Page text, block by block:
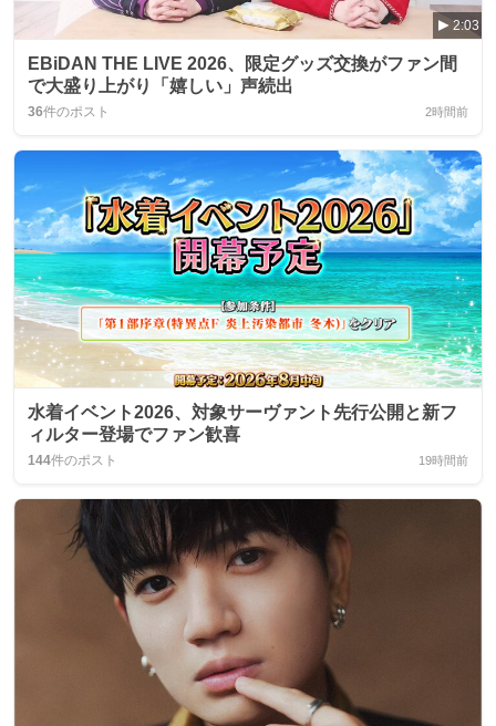
2:03
EBiDAN THE LIVE 2026、限定グッズ交換がファン間
で大盛り上がり「嬉しい」声続出
36件のポスト 2時間前
水着イベント2026、対象サーヴァント先行公開と新フ
ィルター登場でファン歓喜
144件のポスト 19時間前